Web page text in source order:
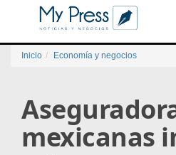
Inicio Economía y negocios
mexicanas